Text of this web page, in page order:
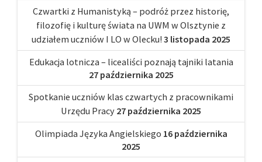
Czwartki z Humanistyką – podróż przez historię,
filozofię i kulturę świata na UWM w Olsztynie z
udziałem uczniów I LO w Olecku! 3 listopada 2025
Edukacja lotnicza – licealiści poznają tajniki latania
27 października 2025
Spotkanie uczniów klas czwartych z pracownikami
Urzędu Pracy 27 października 2025
Olimpiada Języka Angielskiego 16 października
2025